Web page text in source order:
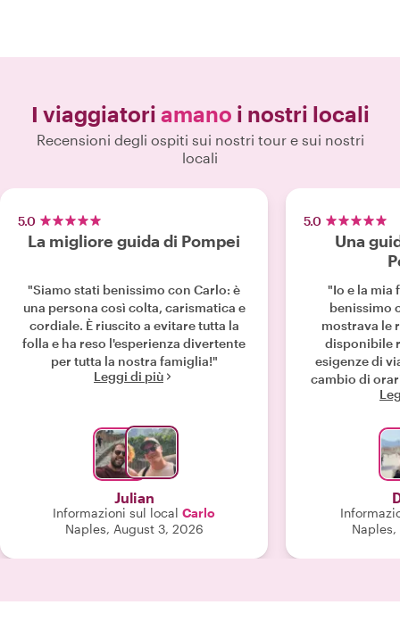
I viaggiatori amano i nostri locali
Recensioni degli ospiti sui nostri tour e sui nostri
locali
5.0
La migliore guida di Pompei
"Siamo stati benissimo con Carlo: è
una persona così colta, carismatica e
cordiale. È riuscito a evitare tutta la
folla e ha reso l'esperienza divertente
per tutta la nostra famiglia!"
Leggi di più
Julian
Informazioni sul local Carlo
Naples, August 3, 2026
5.0
Una
"Io e la mia
benissimo
mostrava le
disponibile
esigenze di
cambio di
trascorso